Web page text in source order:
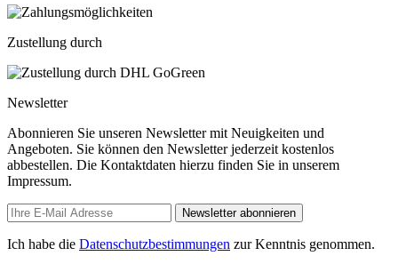
Zustellung durch
Newsletter
Abonnieren Sie unseren Newsletter mit Neuigkeiten und
Angeboten. Sie können den Newsletter jederzeit kostenlos
abbestellen. Die Kontaktdaten hierzu finden Sie in unserem
Impressum.
Newsletter abonnieren
Ich habe die Datenschutzbestimmungen zur Kenntnis genommen.